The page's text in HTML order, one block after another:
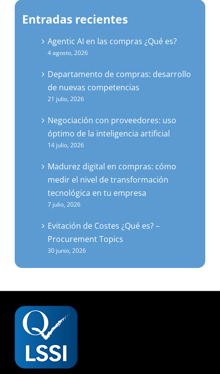
Entradas recientes
Agentic AI en las compras ¿Qué es?
4 agosto, 2026
Departamento de compras: desarrollo
de nuevas competencias
21 julio, 2026
Negociación con proveedores: uso
óptimo de la inteligencia artificial
14 julio, 2026
Madurez digital en compras: cómo
medir el nivel de transformación
tecnológica en tu empresa
7 julio, 2026
Evitación de Costes ¿Qué es? –
Procurement Topics
30 junio, 2026